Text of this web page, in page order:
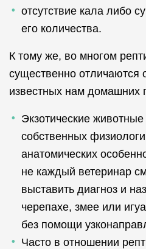
отсутствие кала либо
его количества.
К тому же, во многом
существенно отличаются
известных нам домашних
Экзотические
собственных
анатомических
не каждый ветеринар
выставить диагноз и
черепахе, змее или
без помощи
Часто в отношении